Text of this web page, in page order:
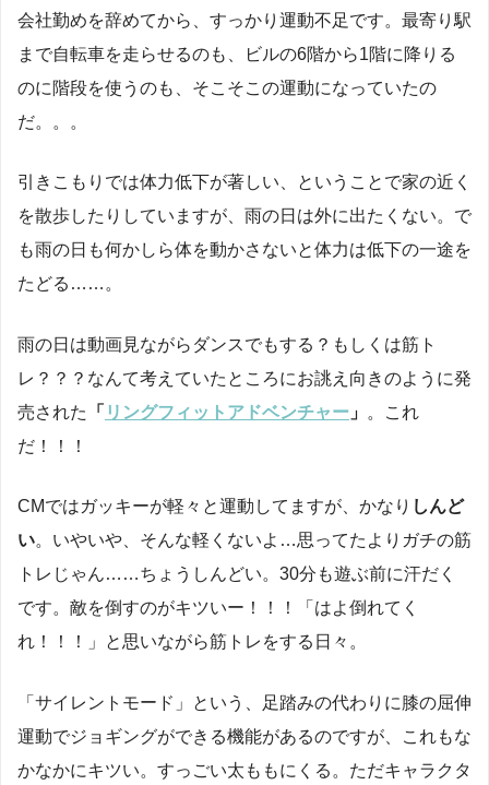
会社勤めを辞めてから、すっかり運動不足です。最寄り駅
まで自転車を走らせるのも、ビルの6階から1階に降りる
のに階段を使うのも、そこそこの運動になっていたの
だ。。。
引きこもりでは体力低下が著しい、ということで家の近く
を散歩したりしていますが、雨の日は外に出たくない。で
も雨の日も何かしら体を動かさないと体力は低下の一途を
たどる……。
雨の日は動画見ながらダンスでもする？もしくは筋ト
レ？？？なんて考えていたところにお誂え向きのように発
売された
「 リングフィットアドベンチャー 」
。これ
だ！！！
CMではガッキーが軽々と運動してますが、かなり しんど
い。いやいや、そんな軽くないよ…思ってたよりガチの筋
トレじゃん……ちょうしんどい。30分も遊ぶ前に汗だく
です。敵を倒すのがキツいー！！！「はよ倒れてく
れ！！！」と思いながら筋トレをする日々。
「サイレントモード」という、足踏みの代わりに膝の屈伸
運動でジョギングができる機能があるのですが、これもな
かなかにキツい。すっごい太ももにくる。ただキャラクタ